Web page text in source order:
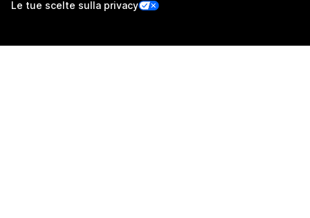
Le tue scelte sulla privacy